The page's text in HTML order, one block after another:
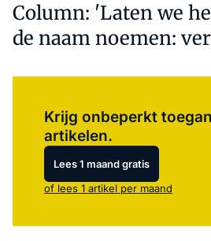
Column: 'Laten we
de naam noemen:
Krijg onbeperkt
artikelen.
Lees 1 maand gratis
of lees 1 artikel per maand